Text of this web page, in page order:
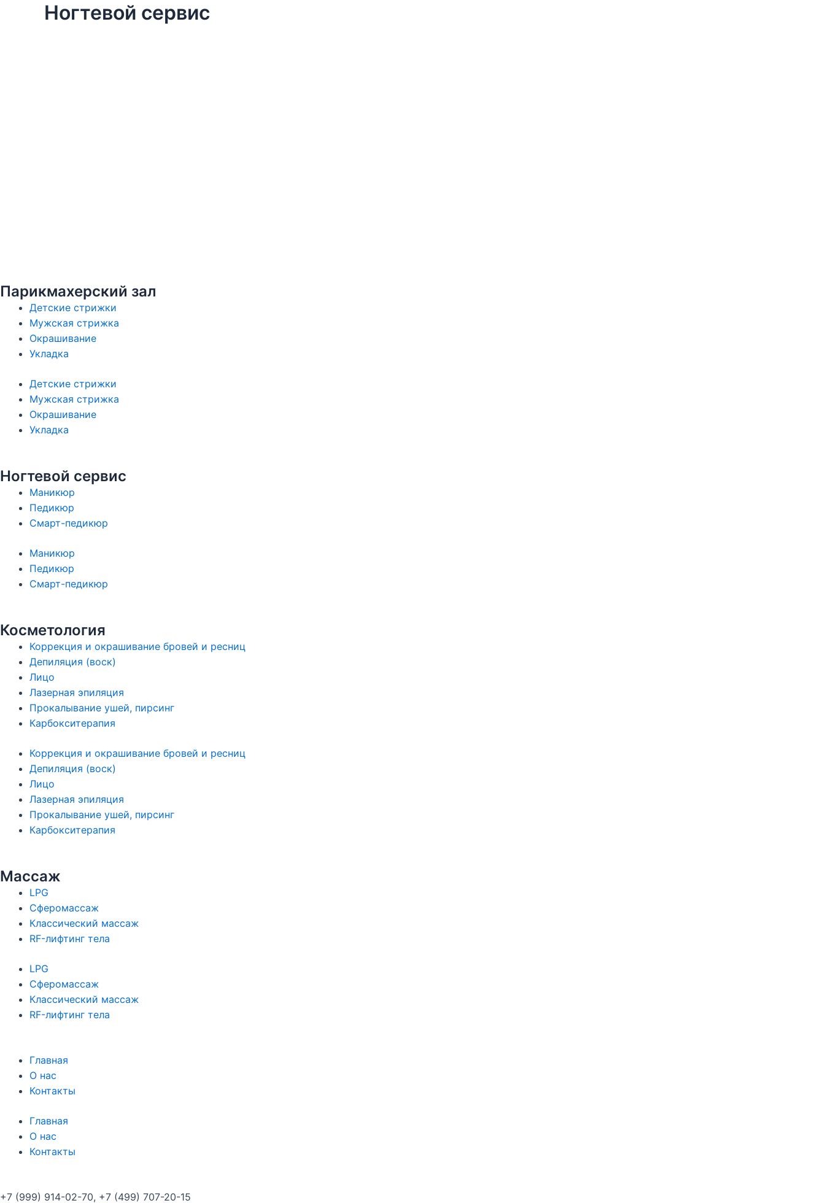
Ногтевой сервис
Парикмахерский зал
Детские стрижки
Мужская стрижка
Окрашивание
Укладка
Детские стрижки
Мужская стрижка
Окрашивание
Укладка
Ногтевой сервис
Маникюр
Педикюр
Смарт-педикюр
Маникюр
Педикюр
Смарт-педикюр
Косметология
Коррекция и окрашивание бровей и ресниц
Депиляция (воск)
Лицо
Лазерная эпиляция
Прокалывание ушей, пирсинг
Карбокситерапия
Коррекция и окрашивание бровей и ресниц
Депиляция (воск)
Лицо
Лазерная эпиляция
Прокалывание ушей, пирсинг
Карбокситерапия
Массаж
LPG
Сферомассаж
Классический массаж
RF-лифтинг тела
LPG
Сферомассаж
Классический массаж
RF-лифтинг тела
Главная
О нас
Контакты
Главная
О нас
Контакты
+7 (999) 914-02-70, +7 (499) 707-20-15